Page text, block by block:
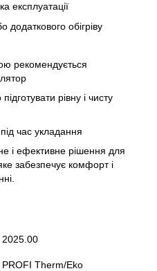
експлуатації
додаткового обігріву
рекомендується
рівну і чисту
час укладання
і ефективне рішення для
забезпечує комфорт і
2025.00
PROFI Therm/Eko